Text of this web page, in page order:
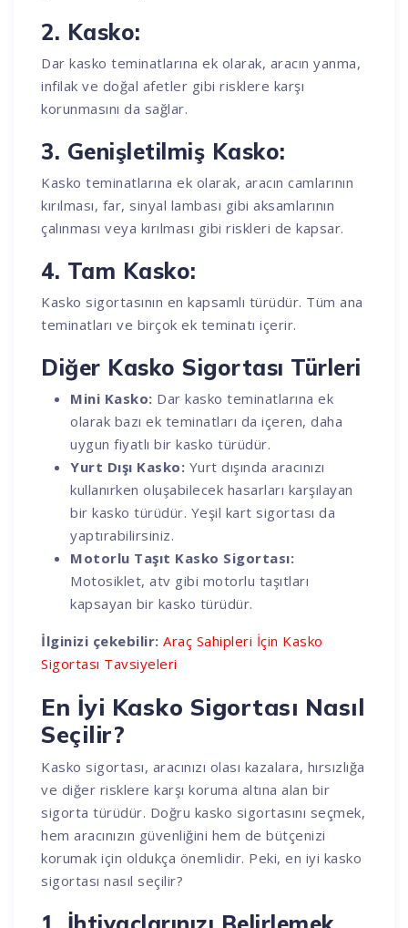
2. Kasko:
Dar kasko teminatlarına ek olarak, aracın yanma,
infilak ve doğal afetler gibi risklere karşı
korunmasını da sağlar.
3. Genişletilmiş Kasko:
Kasko teminatlarına ek olarak, aracın camlarının
kırılması, far, sinyal lambası gibi aksamlarının
çalınması veya kırılması gibi riskleri de kapsar.
4. Tam Kasko:
Kasko sigortasının en kapsamlı türüdür. Tüm ana
teminatları ve birçok ek teminatı içerir.
Diğer Kasko Sigortası Türleri
Mini Kasko: Dar kasko teminatlarına ek
olarak bazı ek teminatları da içeren, daha
uygun fiyatlı bir kasko türüdür.
Yurt Dışı Kasko: Yurt dışında aracınızı
kullanırken oluşabilecek hasarları karşılayan
bir kasko türüdür. Yeşil kart sigortası da
yaptırabilirsiniz.
Motorlu Taşıt Kasko Sigortası:
Motosiklet, atv gibi motorlu taşıtları
kapsayan bir kasko türüdür.
İlginizi çekebilir:Araç Sahipleri İçin Kasko
Sigortası Tavsiyeleri
En İyi Kasko Sigortası Nasıl
Seçilir?
Kasko sigortası, aracınızı olası kazalara, hırsızlığa
ve diğer risklere karşı koruma altına alan bir
sigorta türüdür. Doğru kasko sigortasını seçmek,
hem aracınızın güvenliğini hem de bütçenizi
korumak için oldukça önemlidir. Peki, en iyi kasko
sigortası nasıl seçilir?